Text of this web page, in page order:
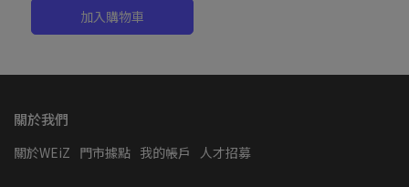
加入購物車
關於我們
關於WEiZ 門市據點 我的帳戶 人才招募